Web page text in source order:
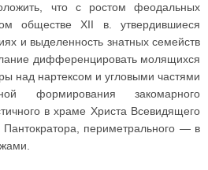
что с ростом феодальных
обществе XII в. утвердившиеся
и выделенность знатных семейств
дифференцировать молящихся
над нартексом и угловыми частями
формирования закомарного
в храме Христа Всевидящего
периметрального — в